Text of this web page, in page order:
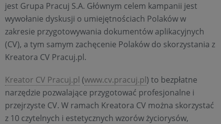
jest Grupa Pracuj S.A. Głównym celem kampanii jest
wywołanie dyskusji o umiejętnościach Polaków w
zakresie przygotowywania dokumentów aplikacyjnych
(CV), a tym samym zachęcenie Polaków do skorzystania z
Kreatora CV Pracuj.pl.
Kreator CV Pracuj.pl (www.cv.pracuj.pl) to bezpłatne
narzędzie pozwalające przygotować profesjonalne i
przejrzyste CV. W ramach Kreatora CV można skorzystać
z 10 czytelnych i estetycznych wzorów życiorysów,